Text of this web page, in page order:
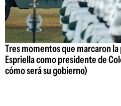
Tres momentos que marcaron
Espriella como presidente de
cómo será su gobierno)